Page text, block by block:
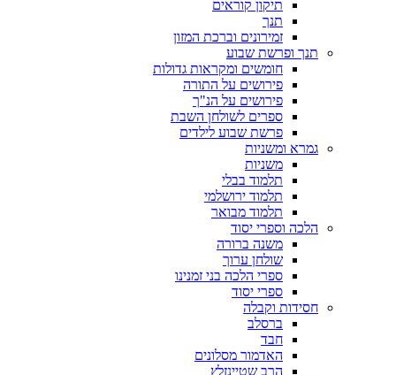
תיקון קוראים
תנך
זמירונים וברכת המזון
תנך ופרשת שבוע
חומשים ומקראות גדולות
פירושים על התורה
פירושים על הנ"ך
ספרים לשולחן השבת
פרשת שבוע לילדים
גמרא ומשניות
משניות
תלמוד בבלי
תלמוד ירושלמי
תלמוד מבואר
הלכה וספרי יסוד
משנה ברורה
שולחן ערוך
ספרי הלכה בני זמנינו
ספרי יסוד
חסידות וקבלה
ברסלב
חבד
האדמור מסלונים
הרב שטיינזלץ